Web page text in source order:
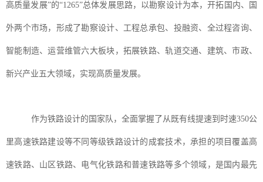
高质量发展”的“1265”总体发展思路，以勘察设计为本，开拓国内、国
外两个市场，形成了勘察设计、工程总承包、投融资、全过程咨询、
智能制造、运营维管六大板块，拓展铁路、轨道交通、建筑、市政、
新兴产业五大领域，实现高质量发展。
作为铁路设计的国家队，全面掌握了从既有线提速到时速350公
里高速铁路建设等不同等级铁路设计的成套技术，承担的项目覆盖高
速铁路、山区铁路、电气化铁路和普速铁路等多个领域，是国内最先